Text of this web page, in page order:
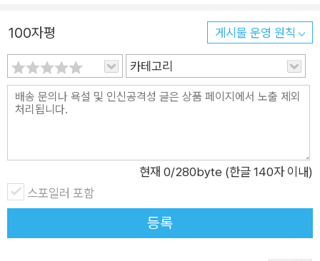
100자평 게시물 운영 원칙
카테고리
현재 0/280byte (한글 140자 이내)
스포일러 포함
등록